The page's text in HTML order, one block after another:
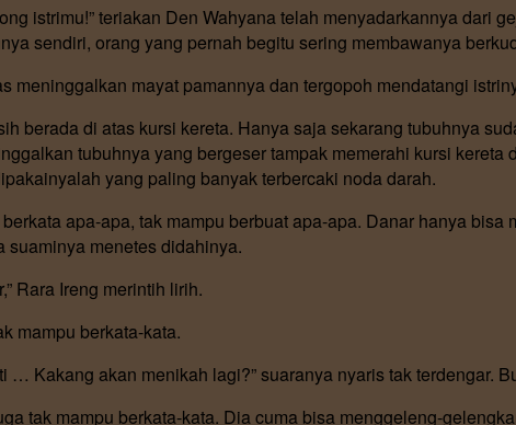
istrimu!” teriakan Den Wahyana telah menyadarkannya dari
sendiri, orang yang pernah begitu sering membawanya
meninggalkan mayat pamannya dan tergopoh mendatangi
berada di atas kursi kereta. Hanya saja sekarang tubuhnya
tubuhnya yang bergeser tampak memerahi kursi
yang paling banyak terbercaki noda darah.
apa-apa, tak mampu berbuat apa-apa. Danar hanya
suaminya menetes didahinya.
Rara Ireng merintih lirih.
mampu berkata-kata.
… Kakang akan menikah lagi?” suaranya nyaris tak terdengar.
tak mampu berkata-kata. Dia cuma bisa menggeleng-